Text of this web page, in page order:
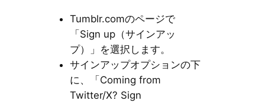
Tumblr.comのページで
「Sign up（サインアッ
プ）」を選択します。
サインアップオプションの下
に、「Coming from
Twitter/X? Sign